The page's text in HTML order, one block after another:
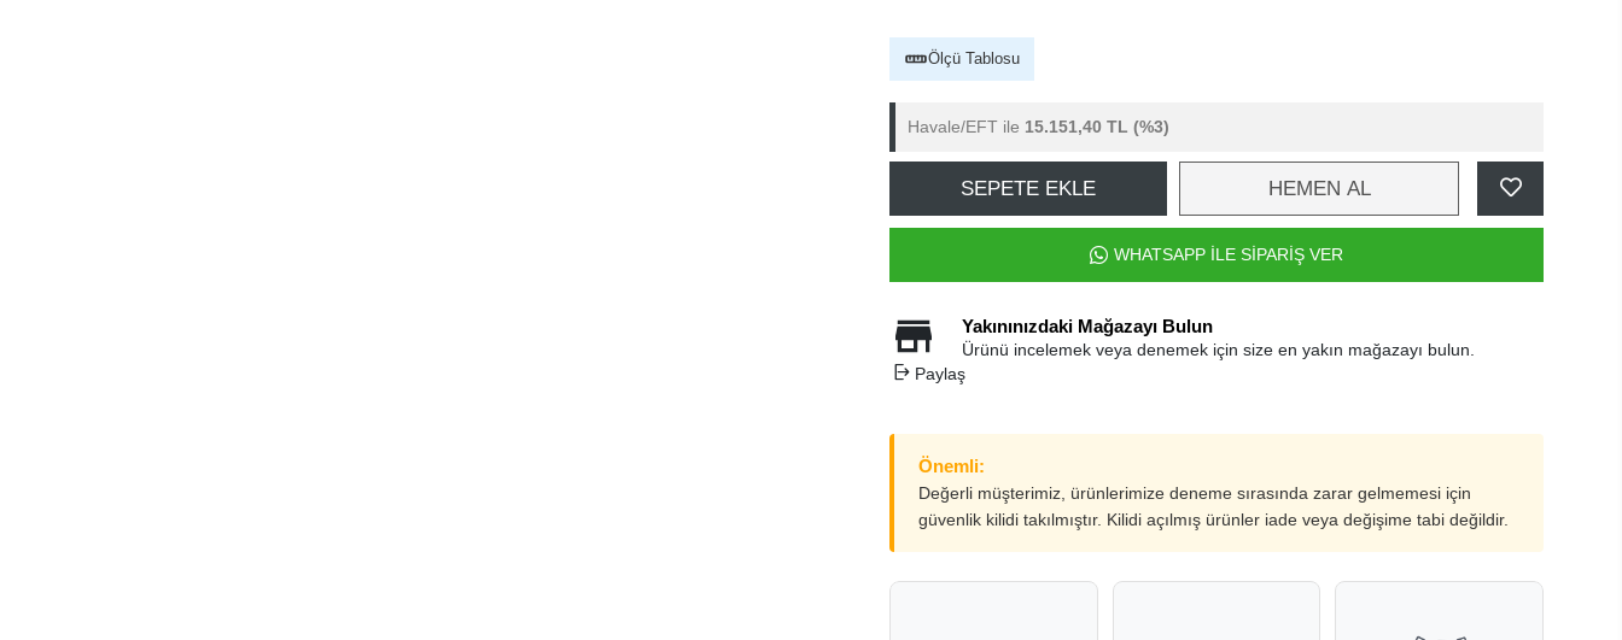
Ölçü Tablosu
Havale/EFT ile 15.151,40 TL (%3)
SEPETE EKLE HEMEN AL
WHATSAPP İLE SİPARİŞ VER
Yakınınızdaki Mağazayı Bulun
Ürünü incelemek veya denemek için size en yakın mağazayı bulun.
Paylaş
Önemli:
Değerli müşterimiz, ürünlerimize deneme sırasında zarar gelmemesi için
güvenlik kilidi takılmıştır. Kilidi açılmış ürünler iade veya değişime tabi değildir.